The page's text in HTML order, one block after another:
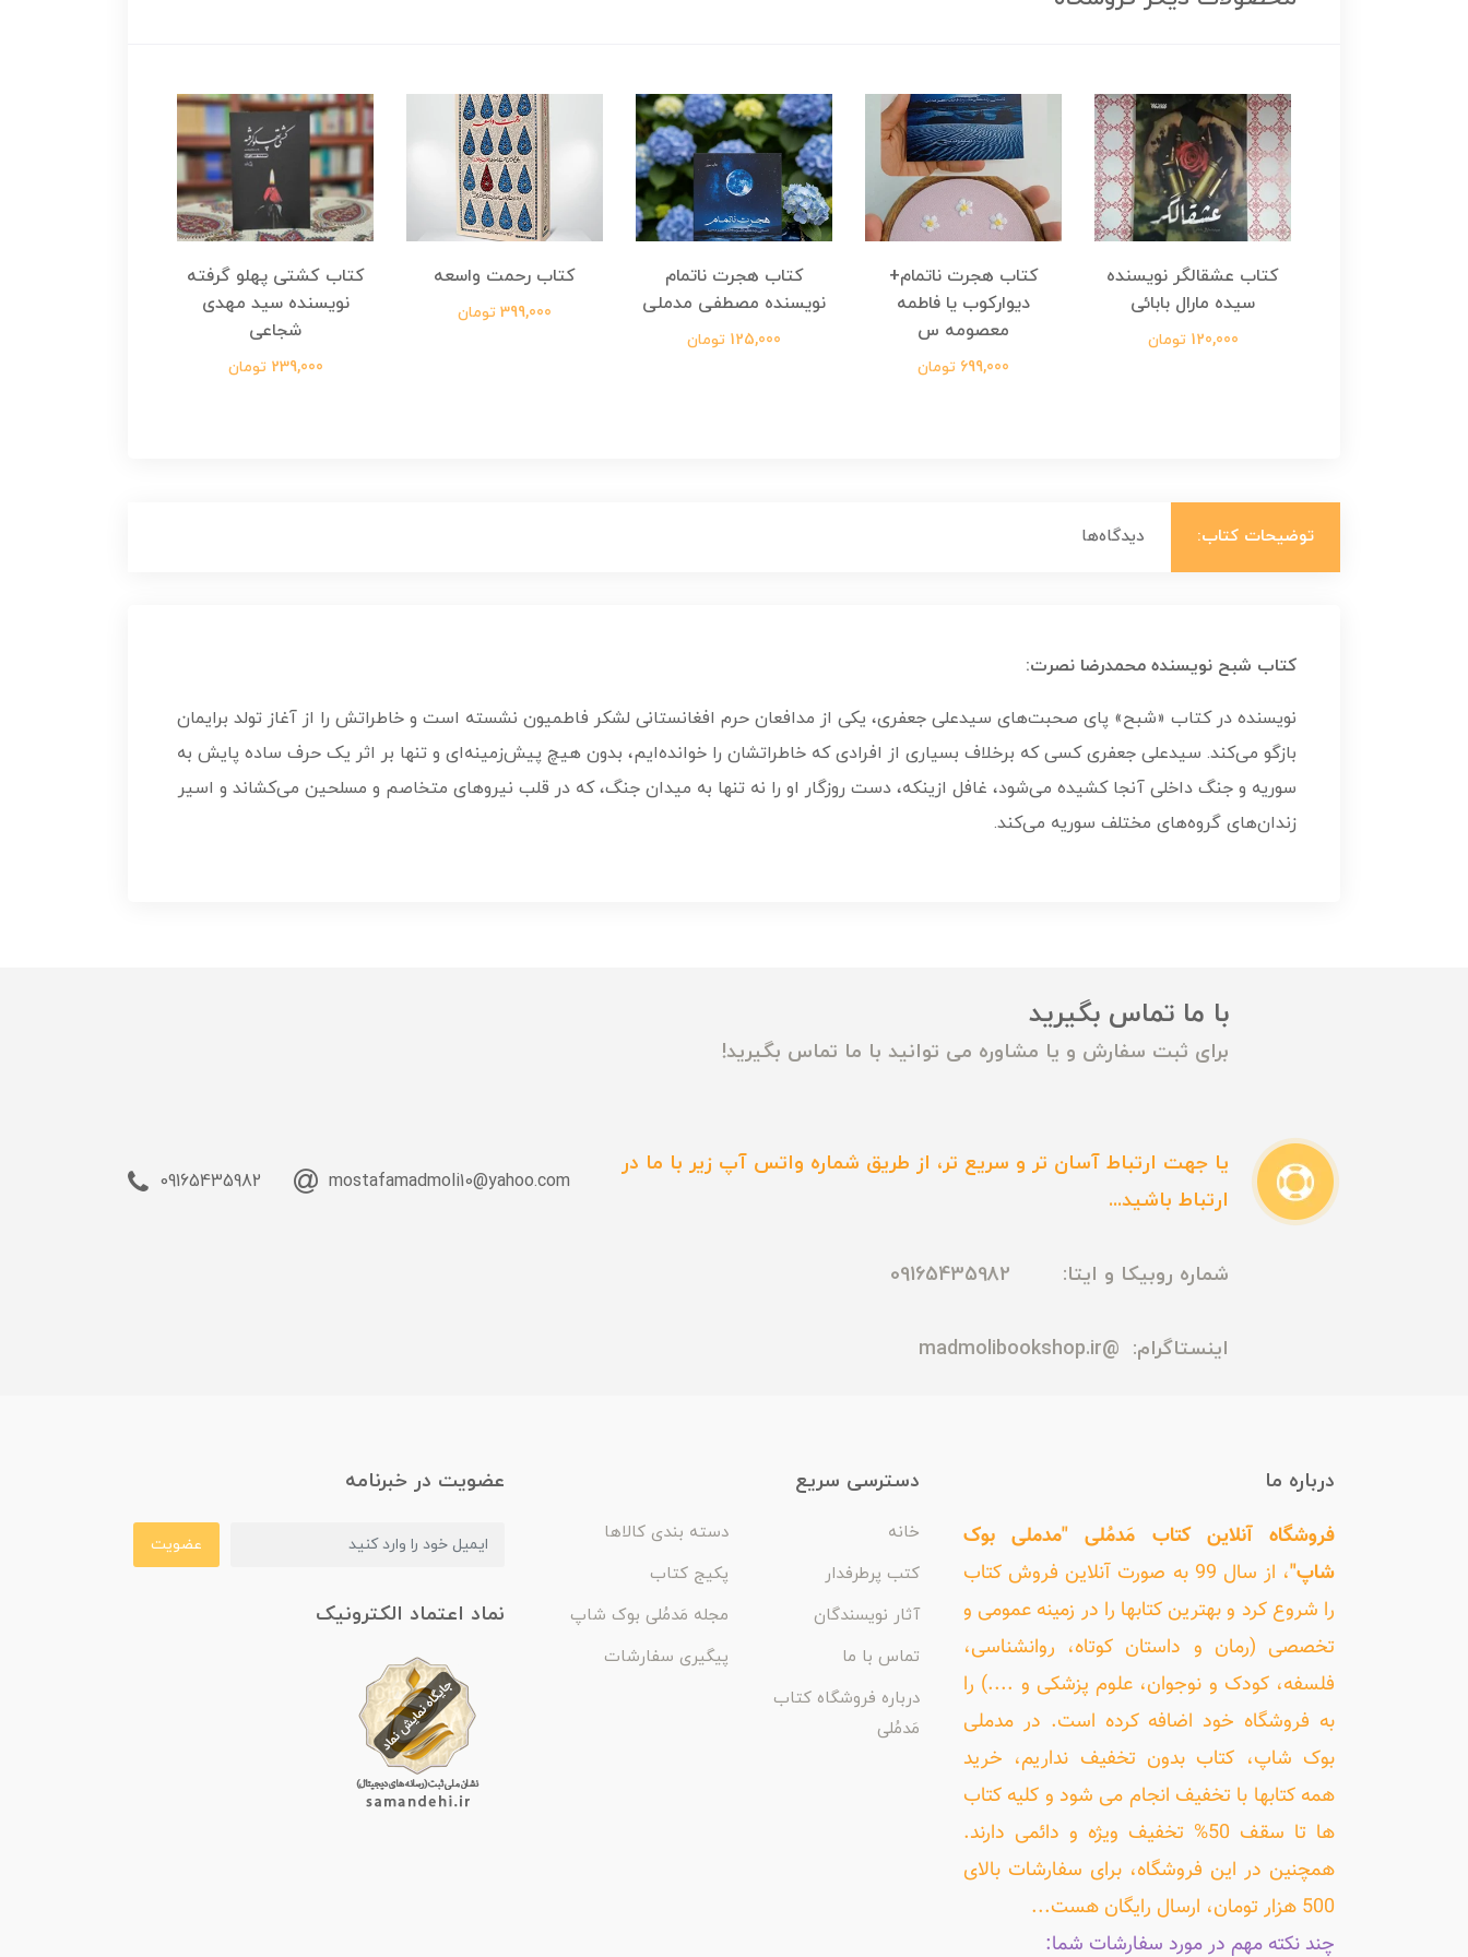
کتاب عشقالگر نویسنده
سیده مارال بابائی
120,000 تومان
کتاب هجرت ناتمام+
دیوارکوب یا فاطمه
معصومه س
699,000 تومان
کتاب هجرت ناتمام
نویسنده مصطفی مدملی
125,000 تومان
کتاب رحمت واسعه
399,000 تومان
کتاب کشتی پهلو گرفته
نویسنده سید مهدی
شجاعی
239,000 تومان
توضیحات کتاب: دیدگاه‌ها
کتاب شبح نویسنده محمدرضا نصرت:
نویسنده در کتاب «شبح» پای صحبت‌های سیدعلی جعفری، یکی از مدافعان حرم افغانستانی لشکر فاطمیون نشسته است و خاطراتش را از آغاز تولد برایمان
بازگو می‌کند. سیدعلی جعفری کسی که برخلاف بسیاری از افرادی که خاطراتشان را خوانده‌ایم، بدون هیچ پیش‌زمینه‌ای و تنها بر اثر یک حرف ساده پایش به
سوریه و جنگ داخلی آنجا کشیده می‌شود، غافل ازینکه، دست روزگار او را نه تنها به میدان جنگ، که در قلب نیروهای متخاصم و مسلحین می‌کشاند و اسیر
زندان‌های گروه‌های مختلف سوریه می‌کند.
با ما تماس بگیرید
برای ثبت سفارش و یا مشاوره می توانید با ما تماس بگیرید!
یا جهت ارتباط آسان تر و سریع تر، از طریق شماره واتس آپ زیر با ما در
ارتباط باشید...
شماره روبیکا و ایتا: 09165435982
اینستاگرام: @madmolibookshop.ir
mostafamadmoli10@yahoo.com
09165435982
درباره ما
فروشگاه آنلاین کتاب مَدمُلی "مدملی بوک
شاپ"
، از سال 99 به صورت آنلاین فروش کتاب
را شروع کرد و بهترین کتابها را در زمینه عمومی و
تخصصی (رمان و داستان کوتاه، روانشناسی،
فلسفه، کودک و نوجوان، علوم پزشکی و ....) را
به فروشگاه خود اضافه کرده است. در مدملی
بوک شاپ، کتاب بدون تخفیف نداریم، خرید
همه کتابها با تخفیف انجام می شود و کلیه کتاب
ها تا سقف 50% تخفیف ویژه و دائمی دارند.
همچنین در این فروشگاه، برای سفارشات بالای
500 هزار تومان، ارسال رایگان هست...
چند نکته مهم در مورد سفارشات شما:
دسترسی سریع
خانه
دسته بندی کالاها
کتب پرطرفدار
پکیج کتاب
آثار نویسندگان
مجله مَدمُلی بوک شاپ
تماس با ما
پیگیری سفارشات
درباره فروشگاه کتاب
مَدمُلی
عضویت در خبرنامه
عضویت
نماد اعتماد الکترونیک